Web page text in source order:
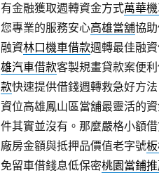
有金融獲取週轉資金方式萬華
您專業的服務安心高雄當舖協
融資林口機車借款週轉最佳融
雄汽車借款客製規畫貸款案便
款快速提供借錢週轉救急好方
資位高雄鳳山區當舖最靈活的
件其實並沒有。那麼嚴格小額
廠房金額與抵押品價值老字號
免留車借錢息低保密桃園當鋪